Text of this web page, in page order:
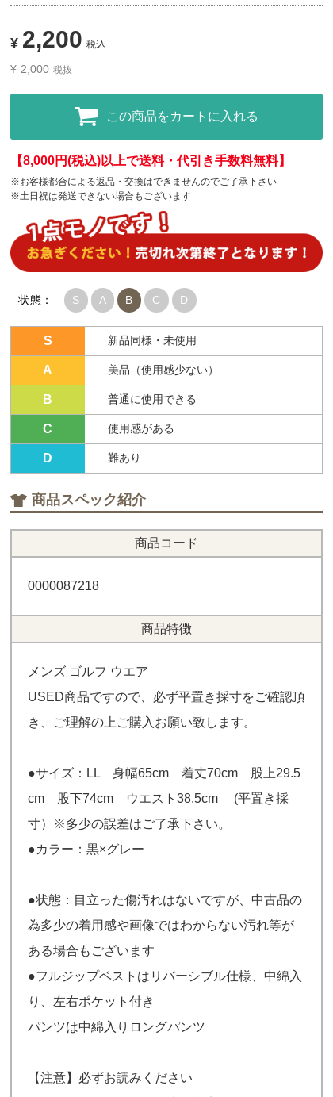
¥ 2,200 税込
¥ 2,000 税抜
この商品をカートに入れる
【8,000円(税込)以上で送料・代引き手数料無料】
※お客様都合による返品・交換はできませんのでご了承下さい
※土日祝は発送できない場合もございます
状態： S A B C D
S 新品同様・未使用
A 美品（使用感少ない）
B 普通に使用できる
C 使用感がある
D 難あり
商品スペック紹介
商品コード
0000087218
商品特徴
メンズ ゴルフ ウエア
USED商品ですので、必ず平置き採寸をご確認頂
き、ご理解の上ご購入お願い致します。
●サイズ：LL 身幅65cm 着丈70cm 股上29.5
cm 股下74cm ウエスト38.5cm (平置き採
寸）※多少の誤差はご了承下さい。
●カラー：黒×グレー
●状態：目立った傷汚れはないですが、中古品の
為多少の着用感や画像ではわからない汚れ等が
ある場合もございます
●フルジップベストはリバーシブル仕様、中綿入
り、左右ポケット付き
パンツは中綿入りロングパンツ
【注意】必ずお読みください